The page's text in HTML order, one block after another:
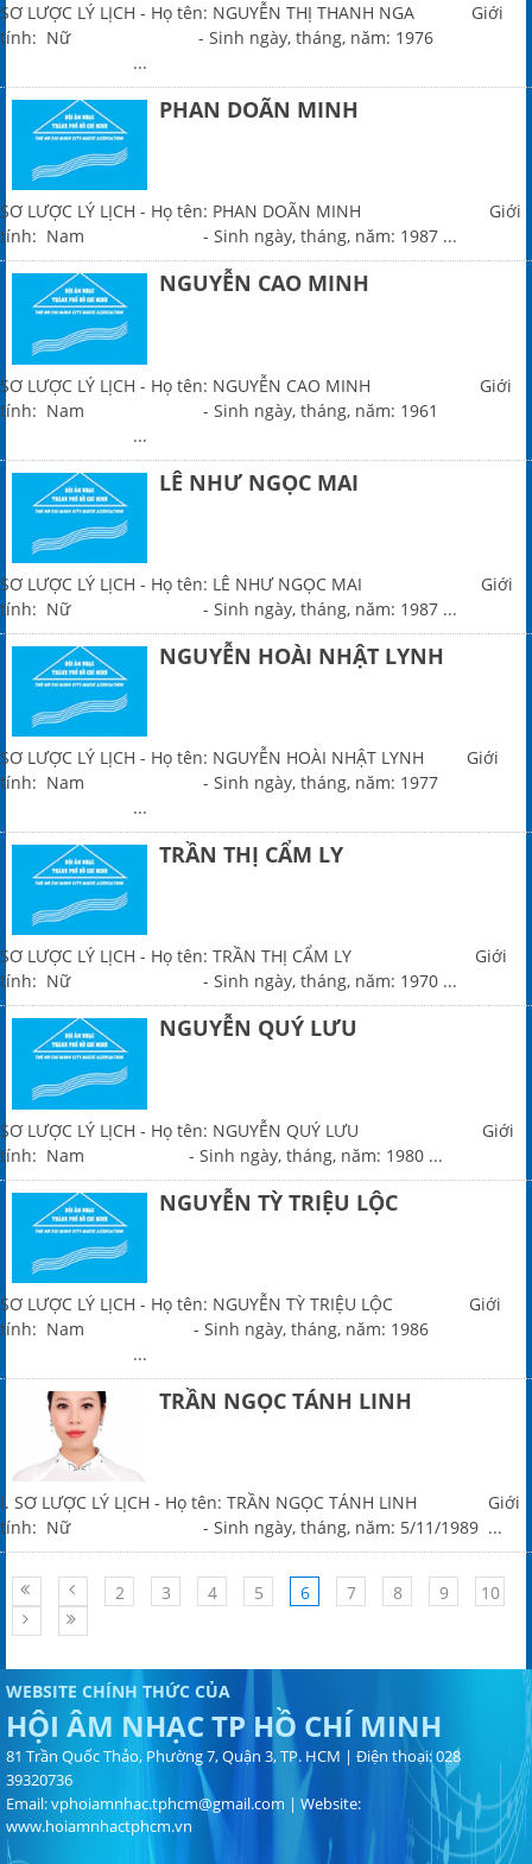
SƠ LƯỢC LÝ LỊCH - Họ tên: NGUYỄN THỊ THANH NGA Giới
tính: Nữ - Sinh ngày, tháng, năm: 1976
...
PHAN DOÃN MINH
SƠ LƯỢC LÝ LỊCH - Họ tên: PHAN DOÃN MINH Giới
tính: Nam - Sinh ngày, tháng, năm: 1987 ...
NGUYỄN CAO MINH
SƠ LƯỢC LÝ LỊCH - Họ tên: NGUYỄN CAO MINH Giới
tính: Nam - Sinh ngày, tháng, năm: 1961
...
LÊ NHƯ NGỌC MAI
SƠ LƯỢC LÝ LỊCH - Họ tên: LÊ NHƯ NGỌC MAI Giới
tính: Nữ - Sinh ngày, tháng, năm: 1987 ...
NGUYỄN HOÀI NHẬT LYNH
SƠ LƯỢC LÝ LỊCH - Họ tên: NGUYỄN HOÀI NHẬT LYNH Giới
tính: Nam - Sinh ngày, tháng, năm: 1977
...
TRẦN THỊ CẨM LY
SƠ LƯỢC LÝ LỊCH - Họ tên: TRẦN THỊ CẨM LY Giới
tính: Nữ - Sinh ngày, tháng, năm: 1970 ...
NGUYỄN QUÝ LƯU
SƠ LƯỢC LÝ LỊCH - Họ tên: NGUYỄN QUÝ LƯU Giới
tính: Nam - Sinh ngày, tháng, năm: 1980 ...
NGUYỄN TỲ TRIỆU LỘC
SƠ LƯỢC LÝ LỊCH - Họ tên: NGUYỄN TỲ TRIỆU LỘC Giới
tính: Nam - Sinh ngày, tháng, năm: 1986
...
TRẦN NGỌC TÁNH LINH
I. SƠ LƯỢC LÝ LỊCH - Họ tên: TRẦN NGỌC TÁNH LINH Giới
tính: Nữ - Sinh ngày, tháng, năm: 5/11/1989 ...
2 3 4 5 6 7 8 9 10
WEBSITE CHÍNH THỨC CỦA
HỘI ÂM NHẠC TP HỒ CHÍ MINH
81 Trần Quốc Thảo, Phường 7, Quận 3, TP. HCM | Điện thoại: 028
39320736
Email:vphoiamnhac.tphcm@gmail.com | Website:
www.hoiamnhactphcm.vn